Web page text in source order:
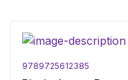
9789725612385